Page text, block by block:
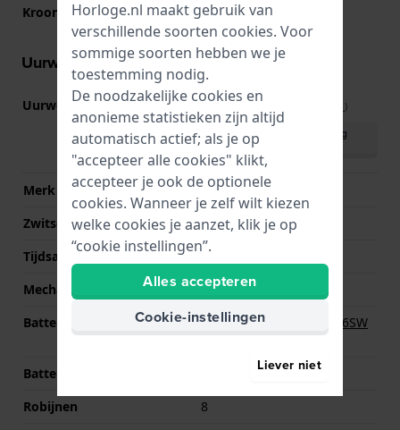
Kroon Trek kroon
Uurwerk informatie
Uurwerk nr. E61.031 )
Download handleiding
Merk uurwerk
ETA
Zwitsers uurwerk
Ja
Tijdsaanduiding
Analoog
Mechanisme
Quartz
Batterij
Renata R321 321 / SR616SW
Batterij
Batterijduur
49 Maanden
Robijnen
8
Horloge.nl maakt gebruik van
verschillende soorten cookies. Voor
sommige soorten hebben we je
toestemming nodig.
De noodzakelijke cookies en
anonieme statistieken zijn altijd
automatisch actief; als je op
"accepteer alle cookies" klikt,
accepteer je ook de optionele
cookies. Wanneer je zelf wilt kiezen
welke cookies je aanzet, klik je op
“cookie instellingen”.
Alles accepteren
Cookie-instellingen
Liever niet